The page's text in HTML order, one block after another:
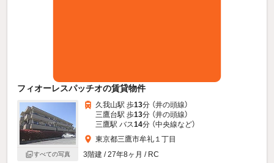
フィオーレスパッチオの賃貸物件
すべての写真
久我山駅 歩13分 （井の頭線）
三鷹台駅 歩13分 （井の頭線）
三鷹駅 バス14分 （中央線など）
東京都三鷹市牟礼１丁目
3階建 / 27年8ヶ月 / RC